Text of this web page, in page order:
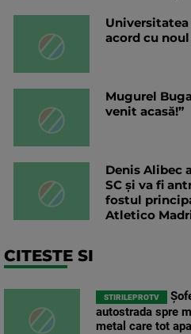
Universitatea
acord cu
Mugurel
venit acasă!”
Denis Alibec
SC și va fi
fostul
Atletico
CITESTE SI
STIRILEPROTV
autostrada spre
metal care tot